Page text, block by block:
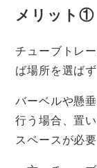
メリット①
チューブトレ
ば場所を選ば
バーベルや懸
行う場合、置
スペースが必要